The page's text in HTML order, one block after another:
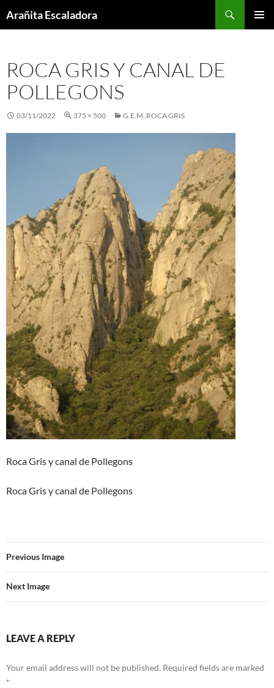
toArañita Escaladora
ROCA GRIS Y CANAL DE
POLLEGONS
03/11/2022 375 × 500 G.E.M. ROCA GRIS
Roca Gris y canal de Pollegons
Roca Gris y canal de Pollegons
Previous Image
Next Image
LEAVE A REPLY
Your email address will not be published. Required fields are marked
*